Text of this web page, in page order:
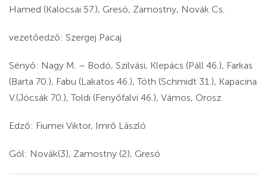
Hamed (Kalocsai 57.), Gresó, Zamostny, Novák Cs.
vezetőedző: Szergej Pacaj
Sényő: Nagy M. – Bodó, Szilvási, Klepács (Páll 46.), Farkas
(Barta 70.), Fabu (Lakatos 46.), Tóth (Schmidt 31.), Kapacina
V.(Jócsák 70.), Toldi (Fenyőfalvi 46.), Vámos, Orosz
Edző: Fiumei Viktor, Imrő László
Gól: Novák(3), Zamostny (2), Gresó